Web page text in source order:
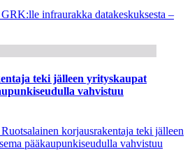
infraurakka datakeskuksesta –
teki jälleen yrityskaupat
vahvistuu
korjausrakentaja teki jälleen
pääkaupunkiseudulla vahvistuu